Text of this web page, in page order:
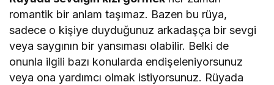
romantik bir anlam taşımaz. Bazen bu rüya,
sadece o kişiye duyduğunuz arkadaşça bir sevgi
veya saygının bir yansıması olabilir. Belki de
onunla ilgili bazı konularda endişeleniyorsunuz
veya ona yardımcı olmak istiyorsunuz. Rüyada